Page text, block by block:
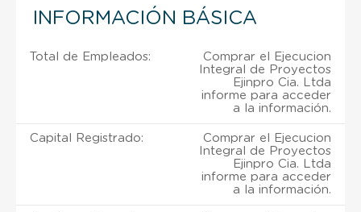
INFORMACIÓN BÁSICA
Total de Empleados:
Comprar el Ejecucion
Integral de Proyectos
Ejinpro Cia. Ltda
informe para acceder
a la información.
Capital Registrado:
Comprar el Ejecucion
Integral de Proyectos
Ejinpro Cia. Ltda
informe para acceder
a la información.